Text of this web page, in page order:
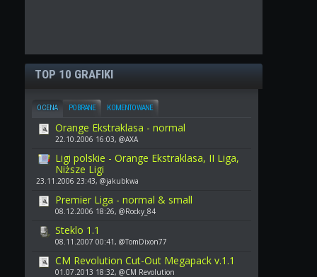
TOP 10 GRAFIKI
OCENA POBRANE KOMENTOWANE
Orange Ekstraklasa - normal
22.10.2006 16:03, @AXA
Ligi polskie - Orange Ekstraklasa, II Liga,
Niższe Ligi
23.11.2006 23:43, @jakubkwa
Premier Liga - normal & small
08.12.2006 18:26, @Rocky_84
Steklo 1.1
08.11.2007 00:41, @TomDixon77
CM Revolution Cut-Out Megapack v.1.1
01.07.2013 18:32, @CM Revolution